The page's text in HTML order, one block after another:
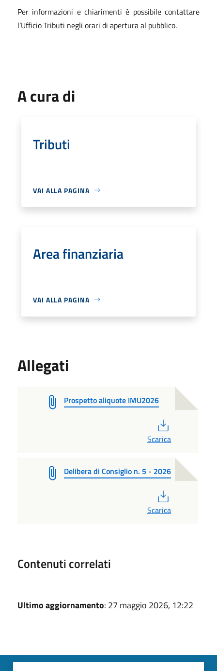
Per informazioni e chiarimenti è possibile contattare
l’Ufficio Tributi negli orari di apertura al pubblico.
A cura di
Tributi
VAI ALLA PAGINA
Area finanziaria
VAI ALLA PAGINA
Allegati
Prospetto aliquote IMU2026
Scarica
Delibera di Consiglio n. 5 - 2026
Scarica
Contenuti correlati
Ultimo aggiornamento: 27 maggio 2026, 12:22